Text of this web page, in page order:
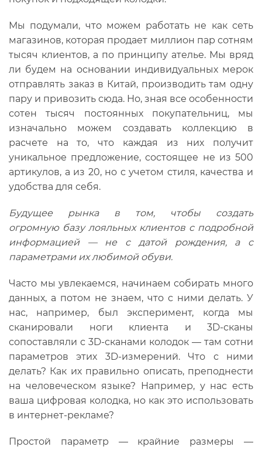
Мы подумали, что можем работать не как сеть
магазинов, которая продает миллион пар сотням
тысяч клиентов, а по принципу ателье. Мы вряд
ли будем на основании индивидуальных мерок
отправлять заказ в Китай, производить там одну
пару и привозить сюда. Но, зная все особенности
сотен тысяч постоянных покупательниц, мы
изначально можем создавать коллекцию в
расчете на то, что каждая из них получит
уникальное предложение, состоящее не из 500
артикулов, а из 20, но с учетом стиля, качества и
удобства для себя.
Будущее рынка в том, чтобы создать
огромную базу лояльных клиентов с подробной
информацией — не с датой рождения, а с
параметрами их любимой обуви.
Часто мы увлекаемся, начинаем собирать много
данных, а потом не знаем, что с ними делать. У
нас, например, был эксперимент, когда мы
сканировали ноги клиента и 3D-сканы
сопоставляли с 3D-сканами колодок — там сотни
параметров этих 3D-измерений. Что с ними
делать? Как их правильно описать, преподнести
на человеческом языке? Например, у нас есть
ваша цифровая колодка, но как это использовать
в интернет-рекламе?
Простой параметр — крайние размеры —